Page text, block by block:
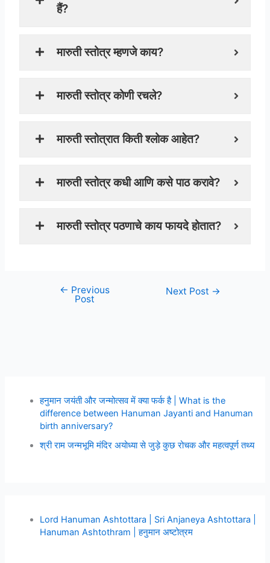
हैं?
मारुती स्तोत्र म्हणजे काय?
मारुती स्तोत्र कोणी रचले?
मारुती स्तोत्रात किती श्लोक आहेत?
मारुती स्तोत्र कधी आणि कसे पाठ करावे?
मारुती स्तोत्र पठणाचे काय फायदे होतात?
← Previous
Post
Next Post →
हनुमान जयंती और जन्मोत्सव में क्या फर्क है | What is the
difference between Hanuman Jayanti and Hanuman
birth anniversary?
श्री राम जन्मभूमि मंदिर अयोध्या से जुड़े कुछ रोचक और महत्वपूर्ण तथ्य
Lord Hanuman Ashtottara | Sri Anjaneya Ashtottara |
Hanuman Ashtothram | हनुमान अष्टोत्रम